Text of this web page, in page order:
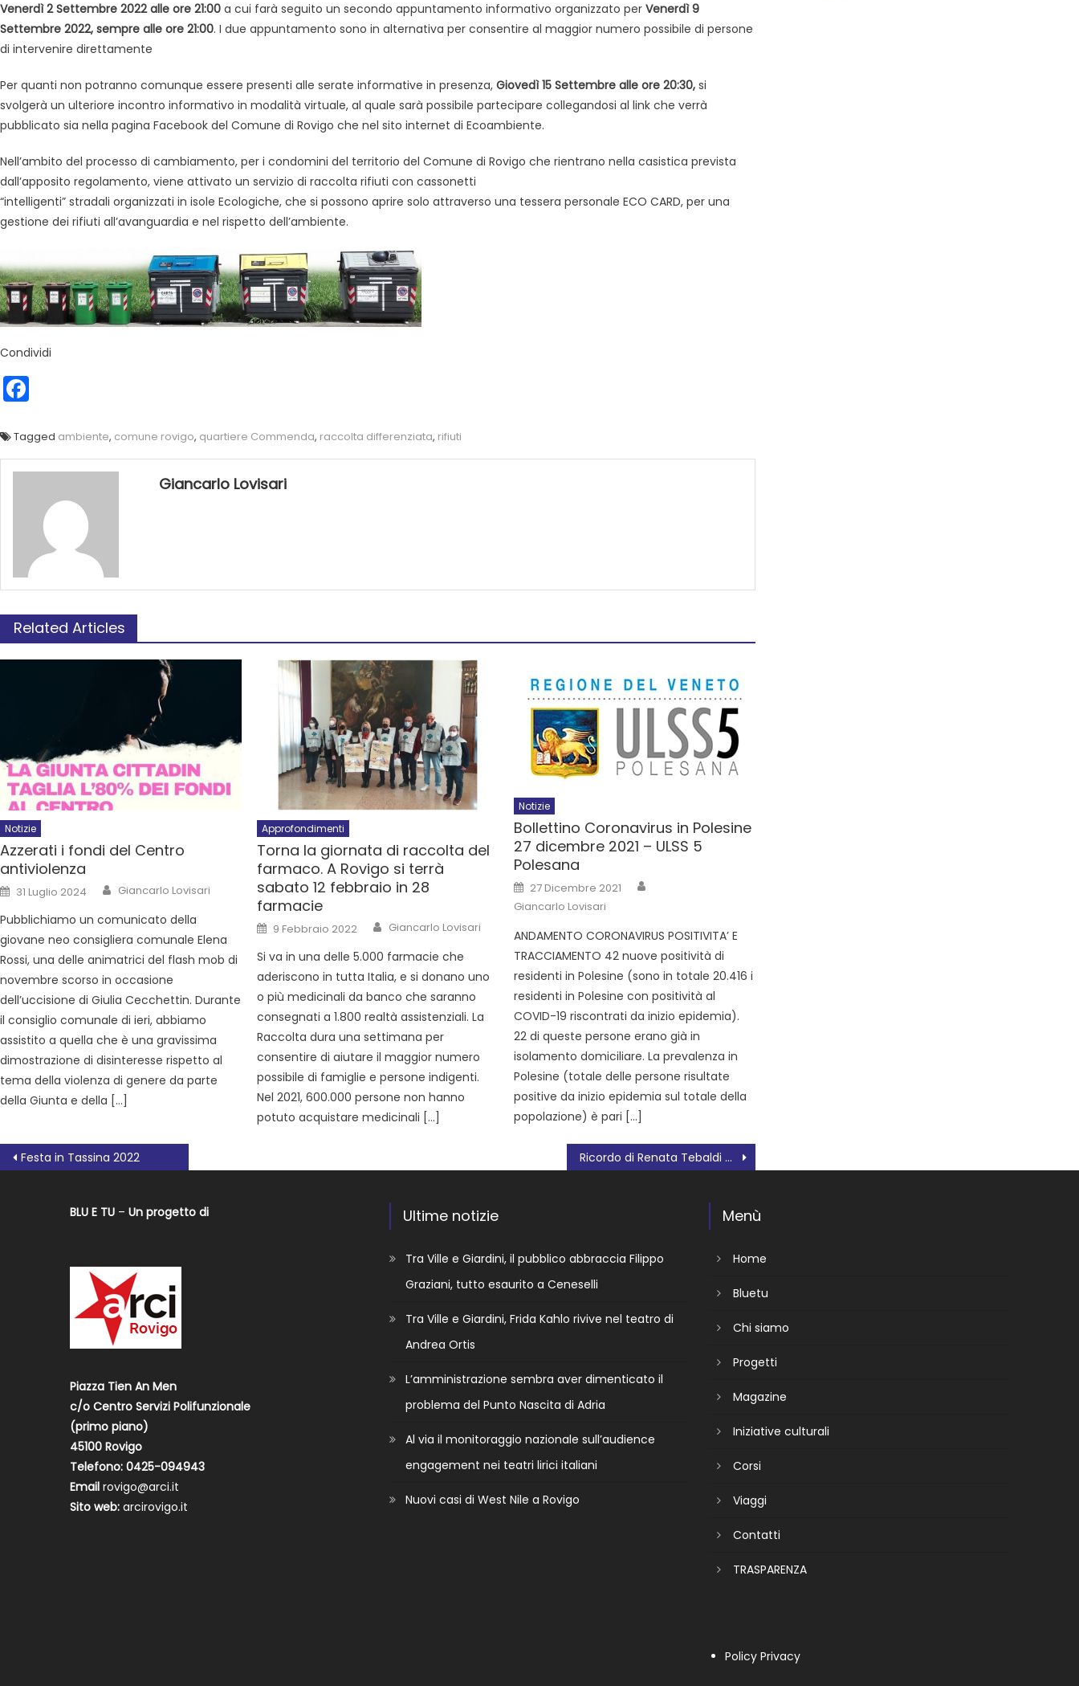
Venerdì 2 Settembre 2022 alle ore 21:00 a cui farà seguito un secondo appuntamento informativo organizzato per Venerdì 9
Settembre 2022, sempre alle ore 21:00. I due appuntamento sono in alternativa per consentire al maggior numero possibile di persone
di intervenire direttamente
Per quanti non potranno comunque essere presenti alle serate informative in presenza, Giovedì 15 Settembre alle ore 20:30, si
svolgerà un ulteriore incontro informativo in modalità virtuale, al quale sarà possibile partecipare collegandosi al link che verrà
pubblicato sia nella pagina Facebook del Comune di Rovigo che nel sito internet di Ecoambiente.
Nell’ambito del processo di cambiamento, per i condomini del territorio del Comune di Rovigo che rientrano nella casistica prevista
dall’apposito regolamento, viene attivato un servizio di raccolta rifiuti con cassonetti
“intelligenti” stradali organizzati in isole Ecologiche, che si possono aprire solo attraverso una tessera personale ECO CARD, per una
gestione dei rifiuti all’avanguardia e nel rispetto dell’ambiente.
Condividi
Tagged ambiente, comune rovigo, quartiere Commenda, raccolta differenziata, rifiuti
Giancarlo Lovisari
Related Articles
Notizie
Azzerati i fondi del Centro
antiviolenza
31 Luglio 2024 Giancarlo Lovisari
Pubblichiamo un comunicato della
giovane neo consigliera comunale Elena
Rossi, una delle animatrici del flash mob di
novembre scorso in occasione
dell’uccisione di Giulia Cecchettin. Durante
il consiglio comunale di ieri, abbiamo
assistito a quella che è una gravissima
dimostrazione di disinteresse rispetto al
tema della violenza di genere da parte
della Giunta e della […]
Approfondimenti
Torna la giornata di raccolta del
farmaco. A Rovigo si terrà
sabato 12 febbraio in 28
farmacie
9 Febbraio 2022 Giancarlo Lovisari
Si va in una delle 5.000 farmacie che
aderiscono in tutta Italia, e si donano uno
o più medicinali da banco che saranno
consegnati a 1.800 realtà assistenziali. La
Raccolta dura una settimana per
consentire di aiutare il maggior numero
possibile di famiglie e persone indigenti.
Nel 2021, 600.000 persone non hanno
potuto acquistare medicinali […]
Notizie
Bollettino Coronavirus in Polesine
27 dicembre 2021 – ULSS 5
Polesana
27 Dicembre 2021
Giancarlo Lovisari
ANDAMENTO CORONAVIRUS POSITIVITA’ E
TRACCIAMENTO 42 nuove positività di
residenti in Polesine (sono in totale 20.416 i
residenti in Polesine con positività al
COVID-19 riscontrati da inizio epidemia).
22 di queste persone erano già in
isolamento domiciliare. La prevalenza in
Polesine (totale delle persone risultate
positive da inizio epidemia sul totale della
popolazione) è pari […]
Festa in Tassina 2022 Ricordo di Renata Tebaldi all’ARCI
BLU E TU –Un progetto di
Piazza Tien An Men
c/o Centro Servizi Polifunzionale
(primo piano)
45100 Rovigo
Telefono: 0425-094943
Emailrovigo@arci.it
Sito web:arcirovigo.it
Ultime notizie
Tra Ville e Giardini, il pubblico abbraccia Filippo
Graziani, tutto esaurito a Ceneselli
Tra Ville e Giardini, Frida Kahlo rivive nel teatro di
Andrea Ortis
L’amministrazione sembra aver dimenticato il
problema del Punto Nascita di Adria
Al via il monitoraggio nazionale sull’audience
engagement nei teatri lirici italiani
Nuovi casi di West Nile a Rovigo
Menù
Home
Bluetu
Chi siamo
Progetti
Magazine
Iniziative culturali
Corsi
Viaggi
Contatti
TRASPARENZA
Policy Privacy